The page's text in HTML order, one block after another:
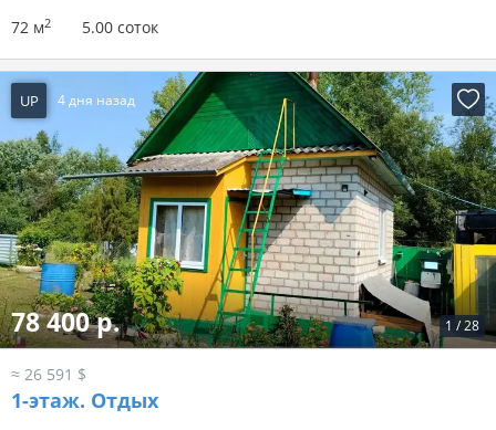
72 м2 5.00 соток
UP 4 дня назад
1 /28
78 400 р.
≈ 26 591 $
1-этаж. Отдых